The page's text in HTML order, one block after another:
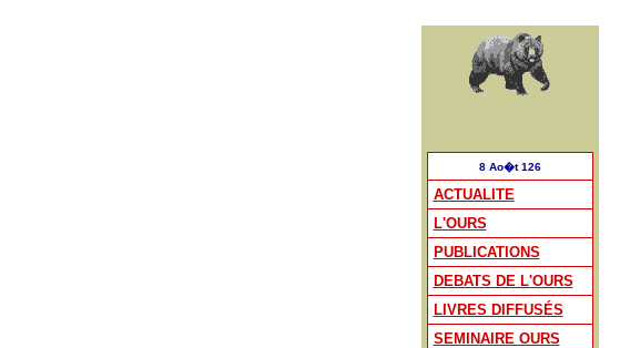
8 Ao�t 126
ACTUALITE
L'OURS
PUBLICATIONS
DEBATS DE L'OURS
LIVRES DIFFUSÉS
SEMINAIRE OURS